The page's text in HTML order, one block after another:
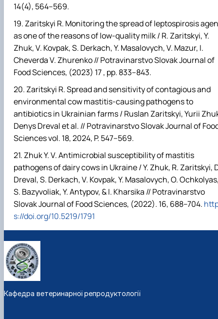
14(4), 564–569.
Zaritskyi R. Monitoring the spread of leptospirosis
as one of the reasons of low-quality milk / R. Zaritskyi, Y.
Zhuk, V. Kovpak, S. Derkach, Y. Masalovych, V. Mazur, I.
Cheverda V. Zhurenko // Potravinarstvo Slovak Journal of
Food Sciences, (2023) 17 , pp. 833–843.
Zaritskyi R. Spread and sensitivity of contagious and
environmental cow mastitis-causing pathogens to
antibiotics in Ukrainian farms / Ruslan Zaritskyi, Yurii
Denys Dreval et al. // Potravinarstvo Slovak Journal of
Sciences vol. 18, 2024, P. 547–569.
Zhuk Y. V. Antimicrobial susceptibility of mastitis
pathogens of dairy cows in Ukraine / Y. Zhuk, R. Zaritskyi,
Dreval, S. Derkach, V. Kovpak, Y. Masalovych, O.
S. Bazyvoliak, Y. Antypov, & I. Kharsika // Potravinarstvo
Slovak Journal of Food Sciences, (2022). 16, 688–704.
s://doi.org/10.5219/1791
Кафедра ветеринарної репродуктології